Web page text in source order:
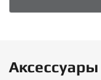
Аксессуары